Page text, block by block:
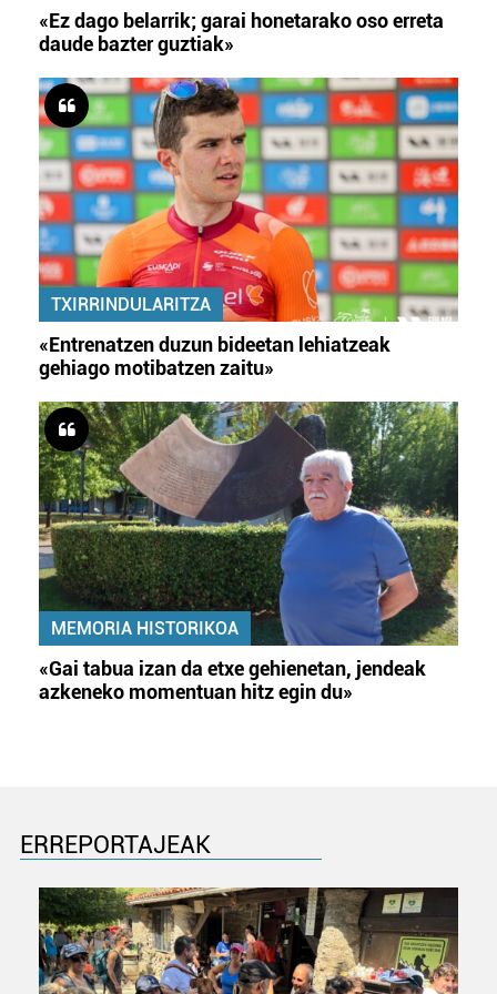
«Ez dago belarrik; garai honetarako oso erreta
daude bazter guztiak»
TXIRRINDULARITZA
«Entrenatzen duzun bideetan lehiatzeak
gehiago motibatzen zaitu»
MEMORIA HISTORIKOA
«Gai tabua izan da etxe gehienetan, jendeak
azkeneko momentuan hitz egin du»
ERREPORTAJEAK